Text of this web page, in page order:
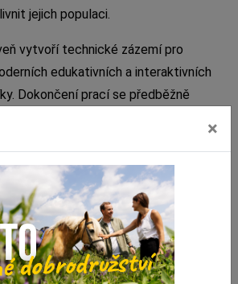
jejich populaci.
vytvoří technické zázemí pro
edukativních a interaktivních
Dokončení prací se předběžně
jeskyni na čas zavřít, ale bohužel
nelze provádět za běžného
Těšíme se, že pak Jeskyně Na
ještě hezčí a také lépe odolají
počasí,“ dodává ředitel Správy jeskyní
×